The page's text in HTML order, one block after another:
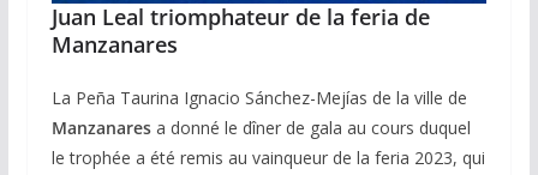
Juan Leal triomphateur de la feria de
Manzanares
La Peña Taurina Ignacio Sánchez-Mejías de la ville de
Manzanaresa donné le dîner de gala au cours duquel
le trophée a été remis au vainqueur de la feria 2023, qui